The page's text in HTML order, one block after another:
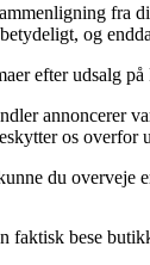
fra
og
efter udsalg
annoncerer
os overfor
du
bese